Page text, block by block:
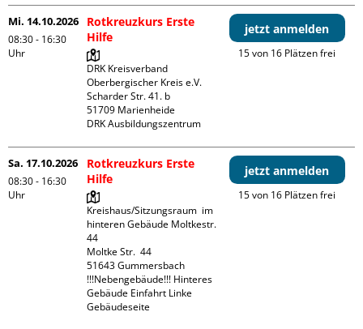
Mi. 14.10.2026
08:30 - 16:30
Uhr
Rotkreuzkurs Erste
Hilfe
DRK Kreisverband
Oberbergischer Kreis e.V.
Scharder Str. 41. b
51709 Marienheide
DRK Ausbildungszentrum
jetzt anmelden
15 von 16 Plätzen frei
Sa. 17.10.2026
08:30 - 16:30
Uhr
Rotkreuzkurs Erste
Hilfe
Kreishaus/Sitzungsraum  im
hinteren Gebäude Moltkestr.
44
Moltke Str.  44
51643 Gummersbach
!!!Nebengebäude!!! Hinteres
Gebäude Einfahrt Linke
Gebäudeseite
jetzt anmelden
15 von 16 Plätzen frei